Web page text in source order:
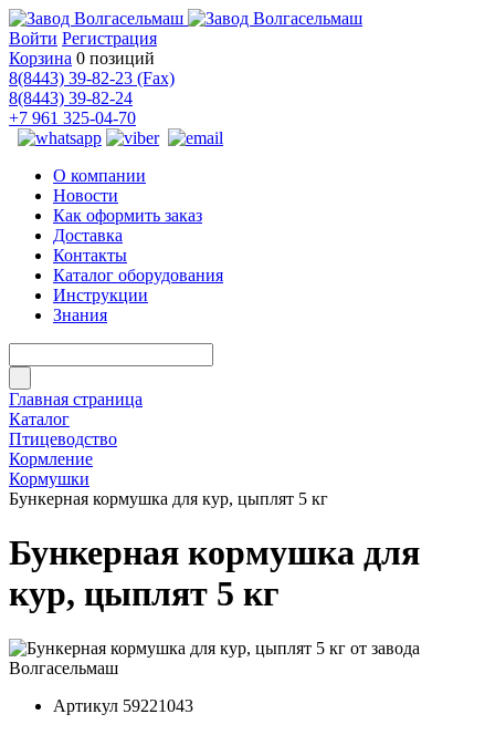
Войти Регистрация
Корзина 0 позиций
8(8443) 39-82-23 (Fax)
8(8443) 39-82-24
+7 961 325-04-70
О компании
Новости
Как оформить заказ
Доставка
Контакты
Каталог оборудования
Инструкции
Знания
Главная страница
Каталог
Птицеводство
Кормление
Кормушки
Бункерная кормушка для кур, цыплят 5 кг
Бункерная кормушка для
кур, цыплят 5 кг
Артикул 59221043